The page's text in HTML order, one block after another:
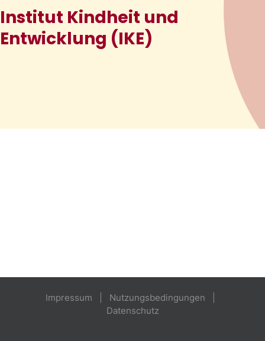
Institut Kindheit und
Entwicklung (IKE)
Impressum
Nutzungsbedingungen
Datenschutz